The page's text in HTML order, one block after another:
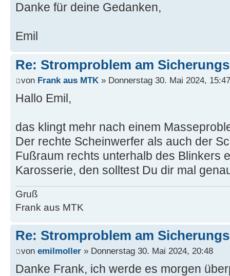
Danke für deine Gedanken,
Emil
Re: Stromproblem am
von Frank aus MTK » Donnerstag 30. Mai 2024, 15:47
Hallo Emil,
das klingt mehr nach einem
Der rechte Scheinwerfer als auch der
Fußraum rechts unterhalb des Blinkers
Karosserie, den solltest Du dir mal
Gruß
Frank aus MTK
Re: Stromproblem am
von emilmoller » Donnerstag 30. Mai 2024, 20:48
Danke Frank, ich werde es morgen